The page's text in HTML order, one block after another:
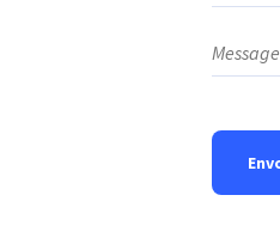
Message